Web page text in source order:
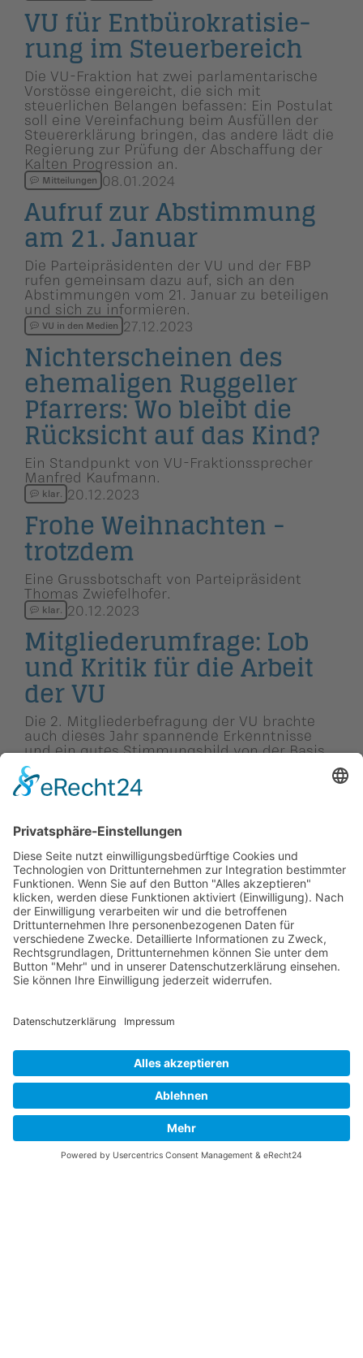
VU für Entbürokra­ti­sie­
rung im Steuerbe­reich
Die VU-Fraktion hat zwei parlamentarische
Vorstösse eingereicht, die sich mit
steuerlichen Belangen befassen: Ein Postulat
soll eine Vereinfachung beim Ausfüllen der
Steuererklärung bringen, das andere lädt die
Regierung zur Prüfung der Abschaffung der
Kalten Progression an.
Mitteilungen 08.01.2024
Aufruf zur Abstimmung
am 21. Januar
Die Parteipräsidenten der VU und der FBP
rufen gemeinsam dazu auf, sich an den
Abstimmungen vom 21. Januar zu beteiligen
und sich zu informieren.
VU in den Medien 27.12.2023
Nichterscheinen des
ehemaligen Ruggeller
Pfarrers: Wo bleibt die
Rücksicht auf das Kind?
Ein Standpunkt von VU-Fraktionssprecher
Manfred Kaufmann.
klar. 20.12.2023
Frohe Weihnachten -
trotzdem
Eine Grussbotschaft von Parteipräsident
Thomas Zwiefelhofer.
klar. 20.12.2023
Mitglieder­um­frage: Lob
und Kritik für die Arbeit
der VU
Die 2. Mitgliederbefragung der VU brachte
auch dieses Jahr spannende Erkenntnisse
und ein gutes Stimmungsbild von der Basis
der Partei. Die Ergebnisse werden nun intern
ausgewertet und in die Parteiarbeit
einfliessen.
← Zurück Vor →